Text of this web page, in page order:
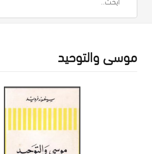
موسى والتوحيد